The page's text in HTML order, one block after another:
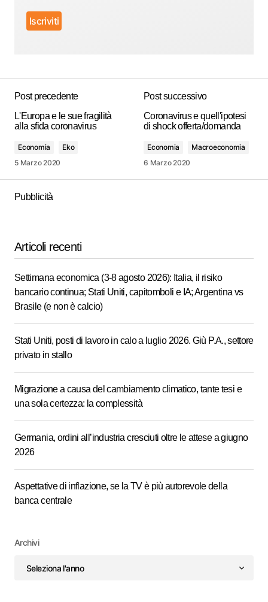
Post precedente
L'Europa e le sue fragilità
alla sfida coronavirus
Economia
Eko
5 Marzo 2020
Post successivo
Coronavirus e quell'ipotesi
di shock offerta/domanda
Economia
Macroeconomia
6 Marzo 2020
Pubblicità
Articoli recenti
Settimana economica (3-8 agosto 2026): Italia, il risiko
bancario continua; Stati Uniti, capitomboli e IA; Argentina vs
Brasile (e non è calcio)
Stati Uniti, posti di lavoro in calo a luglio 2026. Giù P.A., settore
privato in stallo
Migrazione a causa del cambiamento climatico, tante tesi e
una sola certezza: la complessità
Germania, ordini all’industria cresciuti oltre le attese a giugno
2026
Aspettative di inflazione, se la TV è più autorevole della
banca centrale
Archivi